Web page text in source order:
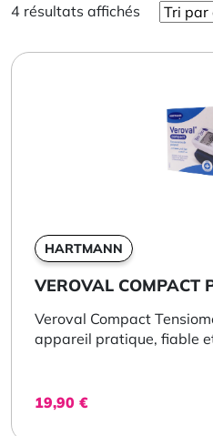
4 résultats affichés
HARTMANN
VEROVAL COMPACT
Veroval Compact
appareil pratique, fiable
19,90 €